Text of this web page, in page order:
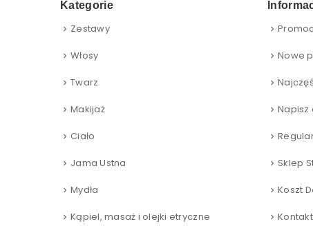
Kategorie
Zestawy
Włosy
Twarz
Makijaż
Ciało
Jama Ustna
Mydła
Kąpiel, masaż i olejki etryczne
Nowe
Napisz
Sklep
Koszt
Kontakt